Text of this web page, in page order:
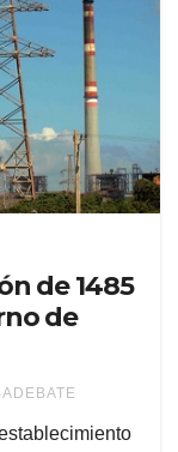
de 1485
de